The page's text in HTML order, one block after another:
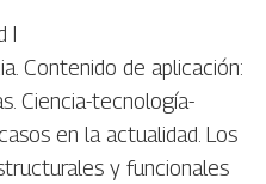
I
Contenido de aplicación:
Ciencia-tecnología-
en la actualidad. Los
y funcionales